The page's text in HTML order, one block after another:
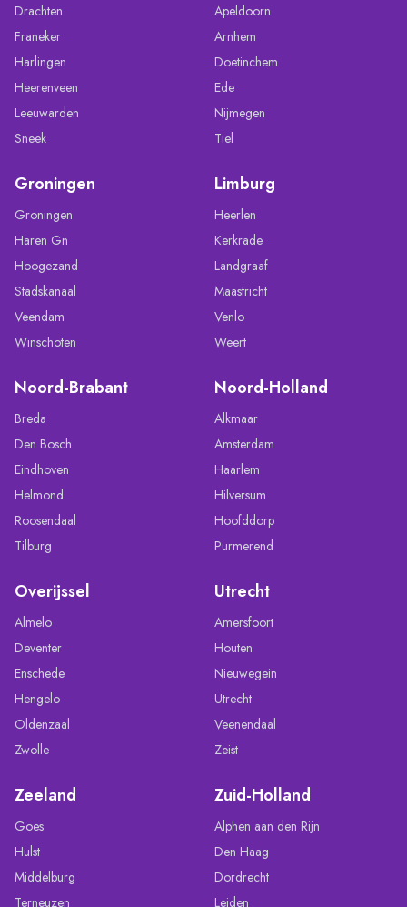
Drachten
Franeker
Harlingen
Heerenveen
Leeuwarden
Sneek
Apeldoorn
Arnhem
Doetinchem
Ede
Nijmegen
Tiel
Groningen
Groningen
Haren Gn
Hoogezand
Stadskanaal
Veendam
Winschoten
Limburg
Heerlen
Kerkrade
Landgraaf
Maastricht
Venlo
Weert
Noord-Brabant
Breda
Den Bosch
Eindhoven
Helmond
Roosendaal
Tilburg
Noord-Holland
Alkmaar
Amsterdam
Haarlem
Hilversum
Hoofddorp
Purmerend
Overijssel
Almelo
Deventer
Enschede
Hengelo
Oldenzaal
Zwolle
Utrecht
Amersfoort
Houten
Nieuwegein
Utrecht
Veenendaal
Zeist
Zeeland
Goes
Hulst
Middelburg
Terneuzen
Zuid-Holland
Alphen aan den Rijn
Den Haag
Dordrecht
Leiden